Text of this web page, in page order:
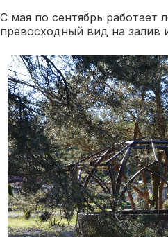
С мая по сентябрь работает
превосходный вид на залив